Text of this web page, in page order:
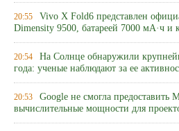
20:55 Vivo X Fold6 представлен
Dimensity 9500, батареей 7000 мА·ч и
20:54 На Солнце обнаружили
года: ученые наблюдают за ее
20:53 Google не смогла предоставить
вычислительные мощности для